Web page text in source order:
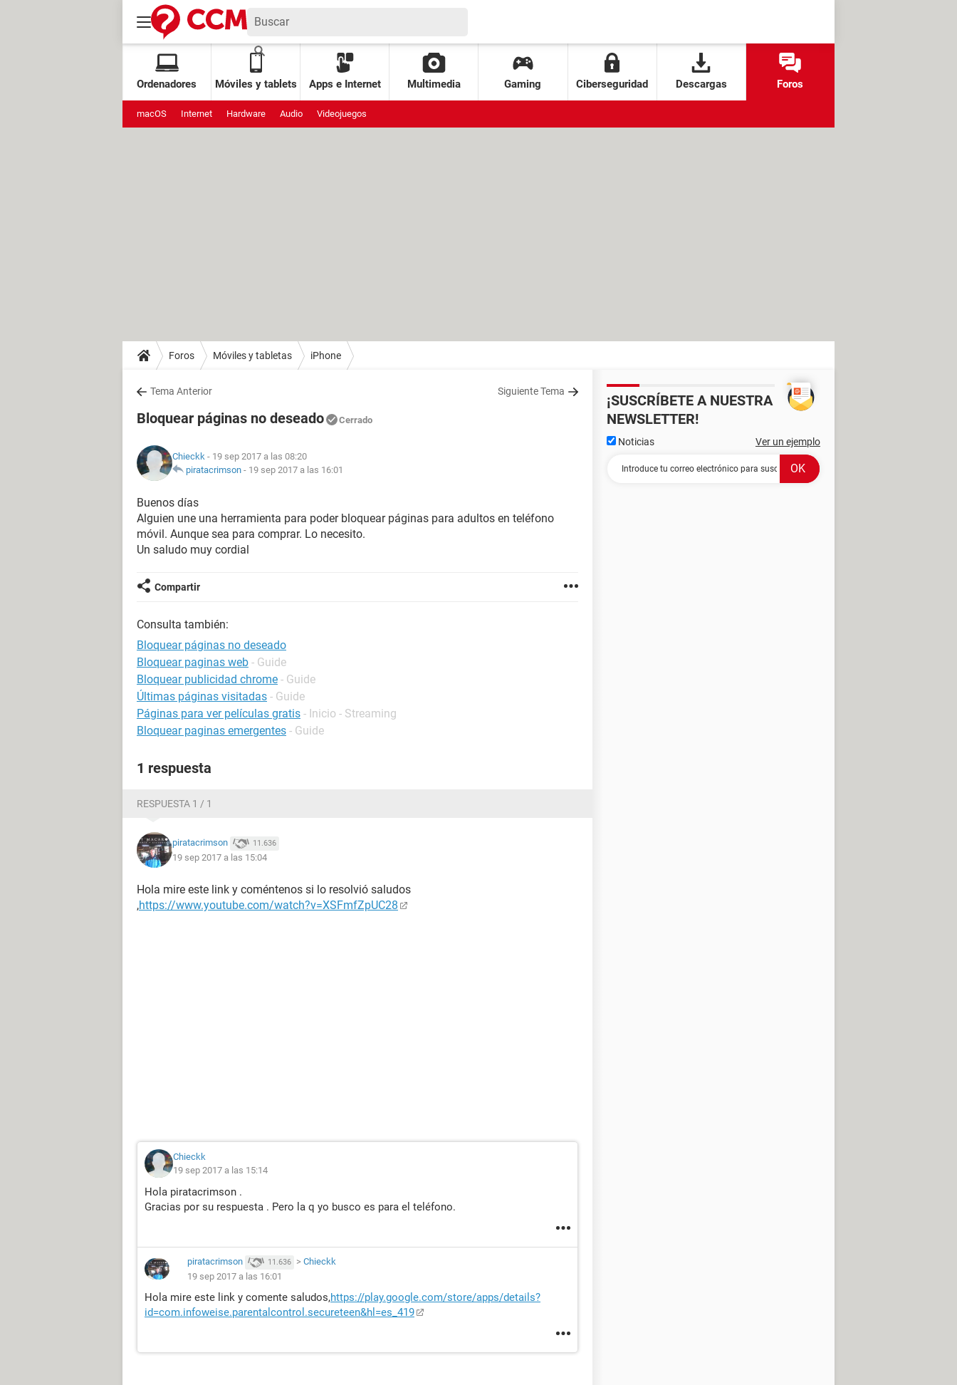
Ordenadores Móviles y tablets Apps e Internet Multimedia Gaming Ciberseguridad Descargas Foros
macOS Internet Hardware Audio Videojuegos
Foros Móviles y tabletas iPhone
Tema Anterior Siguiente Tema
Bloquear páginas no deseado Cerrado
Chieckk - 19 sep 2017 a las 08:20
piratacrimson - 19 sep 2017 a las 16:01
Buenos días
Alguien une una herramienta para poder bloquear páginas para adultos en teléfono
móvil. Aunque sea para comprar. Lo necesito.
Un saludo muy cordial
Compartir
Consulta también:
Bloquear páginas no deseado
Bloquear paginas web - Guide
Bloquear publicidad chrome - Guide
Últimas páginas visitadas - Guide
Páginas para ver películas gratis - Inicio - Streaming
Bloquear paginas emergentes - Guide
1 respuesta
RESPUESTA 1 / 1
piratacrimson 11.636
19 sep 2017 a las 15:04
Hola mire este link y coméntenos si lo resolvió saludos
,https://www.youtube.com/watch?v=XSFmfZpUC28
Chieckk
19 sep 2017 a las 15:14
Hola piratacrimson .
Gracias por su respuesta . Pero la q yo busco es para el teléfono.
piratacrimson 11.636 > Chieckk
19 sep 2017 a las 16:01
Hola mire este link y comente saludos,https://play.google.com/store/apps/details?
id=com.infoweise.parentalcontrol.secureteen&hl=es_419
¡SUSCRÍBETE A NUESTRA
NEWSLETTER!
Noticias Ver un ejemplo